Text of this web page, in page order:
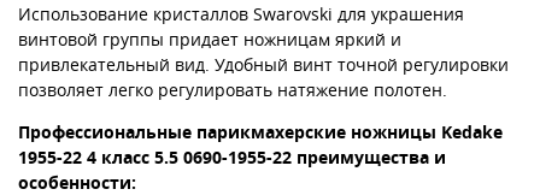
Использование кристаллов Swarovski для украшения
винтовой группы придает ножницам яркий и
привлекательный вид. Удобный винт точной регулировки
позволяет легко регулировать натяжение полотен.
Профессиональные парикмахерские ножницы Kedake
1955-22 4 класс 5.5 0690-1955-22 преимущества и
особенности: